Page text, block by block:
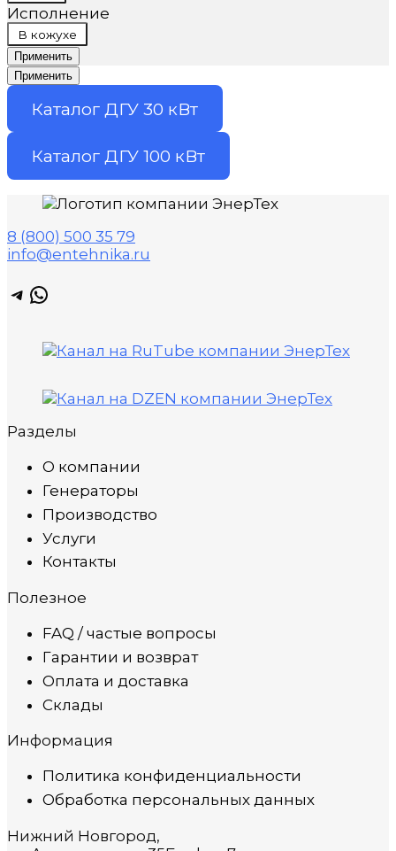
Исполнение
Исполнение
В кожухе
Применить
Применить
Каталог ДГУ 30 кВт
Каталог ДГУ 100 кВт
8 (800) 500 35 79
info@entehnika.ru
Telegram
WhatsApp
Разделы
О компании
Генераторы
Производство
Услуги
Контакты
Полезное
FAQ / частые вопросы
Гарантии и возврат
Оплата и доставка
Склады
Информация
Политика конфиденциальности
Обработка персональных данных
Нижний Новгород,